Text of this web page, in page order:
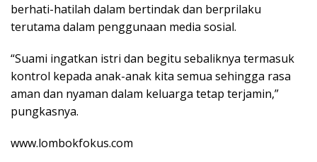
berhati-hatilah dalam bertindak dan berprilaku
terutama dalam penggunaan media sosial.
“Suami ingatkan istri dan begitu sebaliknya termasuk
kontrol kepada anak-anak kita semua sehingga rasa
aman dan nyaman dalam keluarga tetap terjamin,”
pungkasnya.
www.lombokfokus.com